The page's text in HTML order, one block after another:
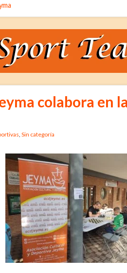
colabora en
Sin categoría